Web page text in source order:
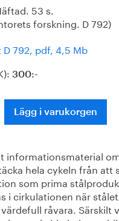
53 s.
forskning. D 792)
D 792, pdf, 4,5 Mb
300:-
Lägg i varukorgen
informationsmaterial
hela cykeln från att
som prima
i cirkulationen när
råvara. Särskilt